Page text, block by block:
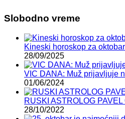
Slobodno vreme
Kineski horoskop za
28/09/2025
VIC DANA: Muž prijavljuje
01/06/2024
RUSKI ASTROLOG
28/10/2022